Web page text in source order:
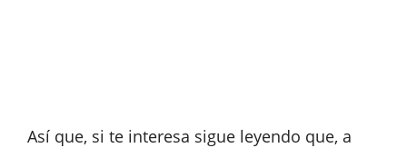
Así que, si te interesa sigue leyendo que, a